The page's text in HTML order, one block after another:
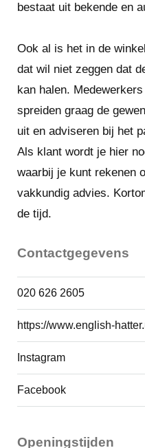
bestaat uit bekende en
Ook al is het in de
dat wil niet zeggen dat
kan halen.
spreiden graag de
uit en adviseren bij het
Als klant wordt je hier
waarbij je kunt rekenen
vakkundig advies.
de tijd.
Contactgegevens
020 626 2605
https://www.english-
Instagram
Facebook
Openingstijden
diner kun je terecht hier
onderscheidt zich door
hoogstaande service,
meer ziet. Een
buurt zijn dagelijkse
in steeds meer
en veilig alternatief voor
centrum van Amsterdam.
Winkels